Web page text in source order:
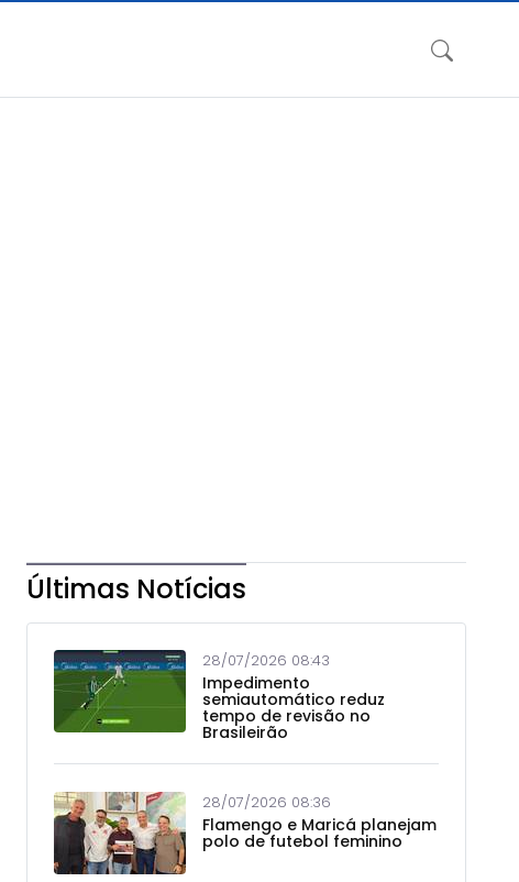
Últimas Notícias
28/07/2026 08:43
Impedimento
semiautomático reduz
tempo de revisão no
Brasileirão
28/07/2026 08:36
Flamengo e Maricá planejam
polo de futebol feminino